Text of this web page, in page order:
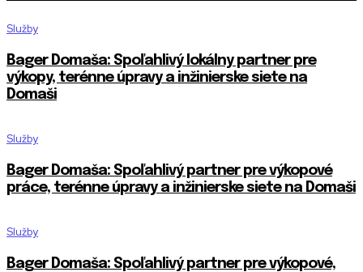
Služby
Bager Domaša: Spoľahlivý lokálny partner pre
výkopy, terénne úpravy a inžinierske siete na
Domaši
Služby
Bager Domaša: Spoľahlivý partner pre výkopové
práce, terénne úpravy a inžinierske siete na Domaši
Služby
Bager Domaša: Spoľahlivý partner pre výkopové,